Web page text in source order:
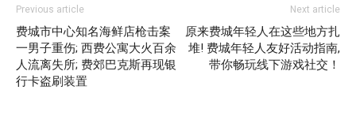
Previous article
费城市中心知名海鲜店枪击案
一男子重伤; 西费公寓大火百余
人流离失所; 费郊巴克斯再现银
行卡盗刷装置
Next article
原来费城年轻人在这些地方扎
堆! 费城年轻人友好活动指南,
带你畅玩线下游戏社交！